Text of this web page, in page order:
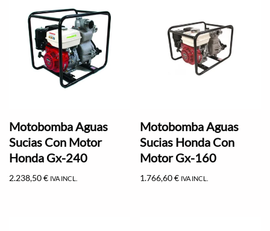
Motobomba Aguas
Sucias Con Motor
Honda Gx-240
2.238,50€ IVA INCL.
Motobomba Aguas
Sucias Honda Con
Motor Gx-160
1.766,60€ IVA INCL.